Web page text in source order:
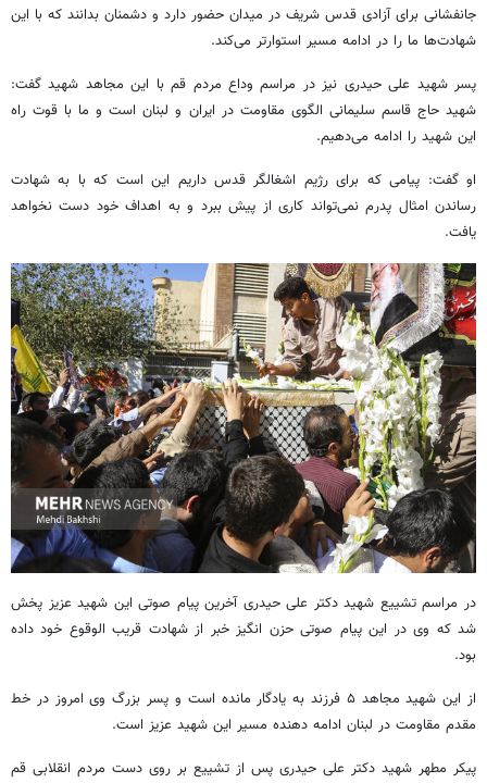
جانفشانی برای آزادی قدس شریف در میدان حضور دارد و دشمنان بدانند که با این
شهادت‌ها ما را در ادامه مسیر استوارتر می‌کند.
پسر شهید علی حیدری نیز در مراسم وداع مردم قم با این مجاهد شهید گفت:
شهید حاج قاسم سلیمانی الگوی مقاومت در ایران و لبنان است و ما با قوت راه
این شهید را ادامه می‌دهیم.
او گفت: پیامی که برای رژیم اشغالگر قدس داریم این است که با به شهادت
رساندن امثال پدرم نمی‌تواند کاری از پیش ببرد و به اهداف خود دست نخواهد
یافت.
در مراسم تشییع شهید دکتر علی حیدری آخرین پیام صوتی این شهید عزیز پخش
شد که وی در این پیام صوتی حزن انگیز خبر از شهادت قریب الوقوع خود داده
بود.
از این شهید مجاهد ۵ فرزند به یادگار مانده است و پسر بزرگ وی امروز در خط
مقدم مقاومت در لبنان ادامه دهنده مسیر این شهید عزیز است.
پیکر مطهر شهید دکتر علی حیدری پس از تشییع بر روی دست مردم انقلابی قم